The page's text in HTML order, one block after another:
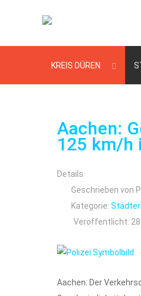
KREIS DÜREN
Aachen:
125 km/h
Details
Geschrieben von
Kategorie:
Veröffentlicht:
Aachen: Der